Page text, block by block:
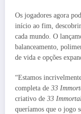
Os jogadores agora
início ao fim,
cada mundo. O
balanceamento,
de vida e opções
“Estamos
completa de 33
criativo de 33
queríamos que o jogo